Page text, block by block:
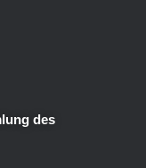
des